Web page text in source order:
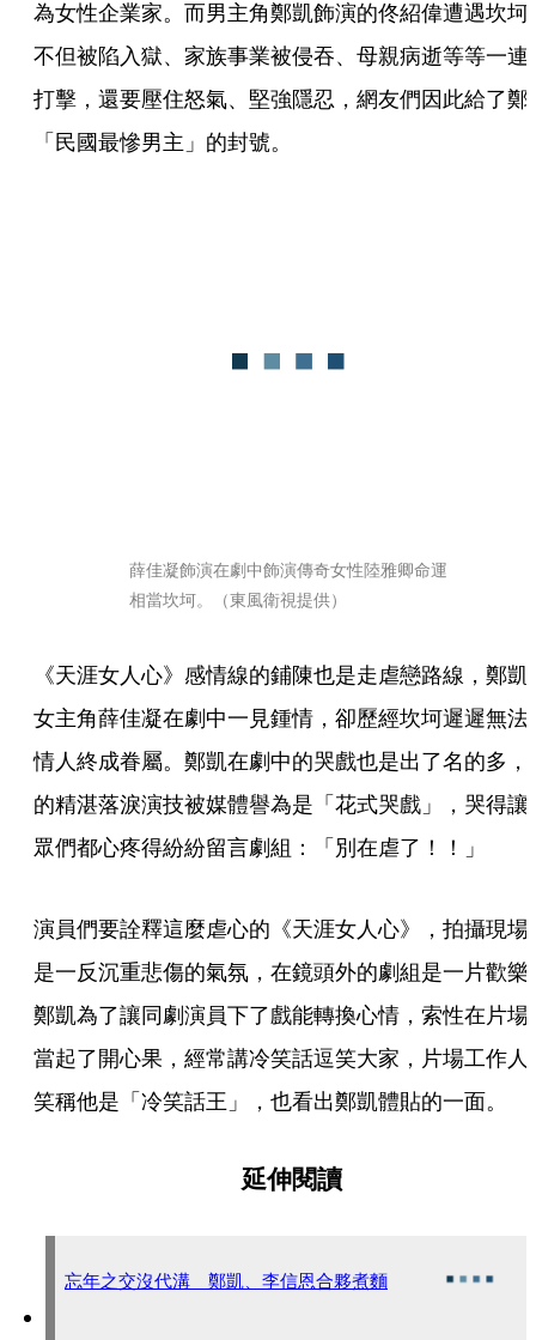
為女性企業家。而男主角鄭凱飾演的佟紹偉遭遇坎坷
不但被陷入獄、家族事業被侵吞、母親病逝等等一連
打擊，還要壓住怒氣、堅強隱忍，網友們因此給了鄭
「民國最慘男主」的封號。
薛佳凝飾演在劇中飾演傳奇女性陸雅卿命運
相當坎坷。（東風衛視提供）
《天涯女人心》感情線的鋪陳也是走虐戀路線，鄭凱
女主角薛佳凝在劇中一見鍾情，卻歷經坎坷遲遲無法
情人終成眷屬。鄭凱在劇中的哭戲也是出了名的多，
的精湛落淚演技被媒體譽為是「花式哭戲」，哭得讓
眾們都心疼得紛紛留言劇組：「別在虐了！！」
演員們要詮釋這麼虐心的《天涯女人心》，拍攝現場
是一反沉重悲傷的氣氛，在鏡頭外的劇組是一片歡樂
鄭凱為了讓同劇演員下了戲能轉換心情，索性在片場
當起了開心果，經常講冷笑話逗笑大家，片場工作人
笑稱他是「冷笑話王」，也看出鄭凱體貼的一面。
延伸閱讀
忘年之交沒代溝 鄭凱、李信恩合夥煮麵